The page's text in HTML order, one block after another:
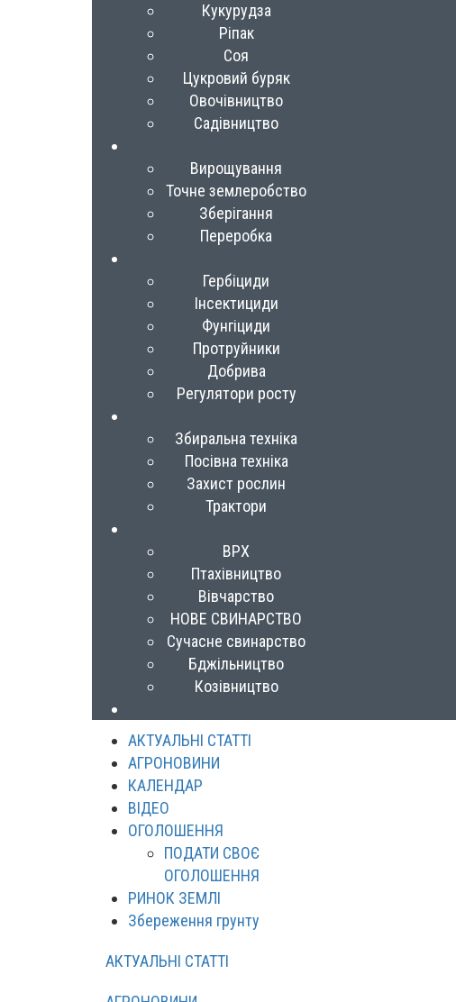
Кукурудза
Ріпак
Соя
Цукровий буряк
Овочівництво
Садівництво
Вирощування
Точне землеробство
Зберігання
Переробка
Гербіциди
Інсектициди
Фунгіциди
Протруйники
Добрива
Регулятори росту
Збиральна техніка
Посівна техніка
Захист рослин
Трактори
ВРХ
Птахівництво
Вівчарство
НОВЕ СВИНАРСТВО
Сучасне свинарство
Бджільництво
Козівництво
АКТУАЛЬНІ СТАТТІ
АГРОНОВИНИ
КАЛЕНДАР
ВІДЕО
ОГОЛОШЕННЯ
ПОДАТИ СВОЄ
ОГОЛОШЕННЯ
РИНОК ЗЕМЛІ
Збереження грунту
АКТУАЛЬНІ СТАТТІ